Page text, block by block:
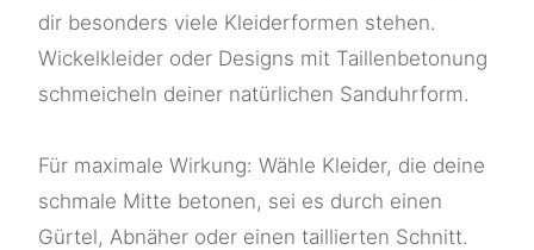
dir besonders viele Kleiderformen stehen.
Wickelkleider oder Designs mit Taillenbetonung
schmeicheln deiner natürlichen Sanduhrform.
Für maximale Wirkung: Wähle Kleider, die deine
schmale Mitte betonen, sei es durch einen
Gürtel, Abnäher oder einen taillierten Schnitt.